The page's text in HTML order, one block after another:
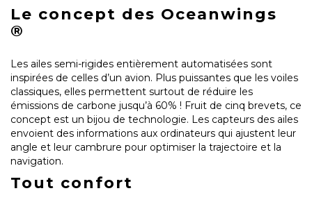
Le concept des Oceanwings
®
Les ailes semi-rigides entièrement automatisées sont
inspirées de celles d’un avion. Plus puissantes que les voiles
classiques, elles permettent surtout de réduire les
émissions de carbone jusqu’à 60% ! Fruit de cinq brevets, ce
concept est un bijou de technologie. Les capteurs des ailes
envoient des informations aux ordinateurs qui ajustent leur
angle et leur cambrure pour optimiser la trajectoire et la
navigation.
Tout confort